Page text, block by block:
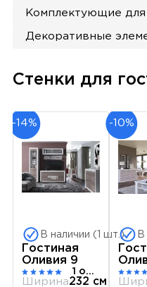
Комплектующие
Декоративные
Стенки для
-14%
В наличии (1 шт.)
Гостиная
Оливия 9
1 отзыв
Ширина232 см
-10%
В